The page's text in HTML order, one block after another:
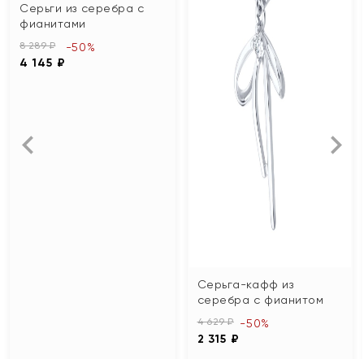
Серьги из серебра с
фианитами
8 289 ₽
4 145 ₽
-50%
Серьга-кафф из
серебра с фианитом
4 629 ₽
2 315 ₽
-50%